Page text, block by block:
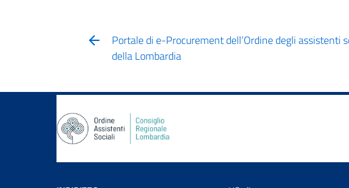
Portale di e-Procurement dell’Ordine degli assistenti
della Lombardia